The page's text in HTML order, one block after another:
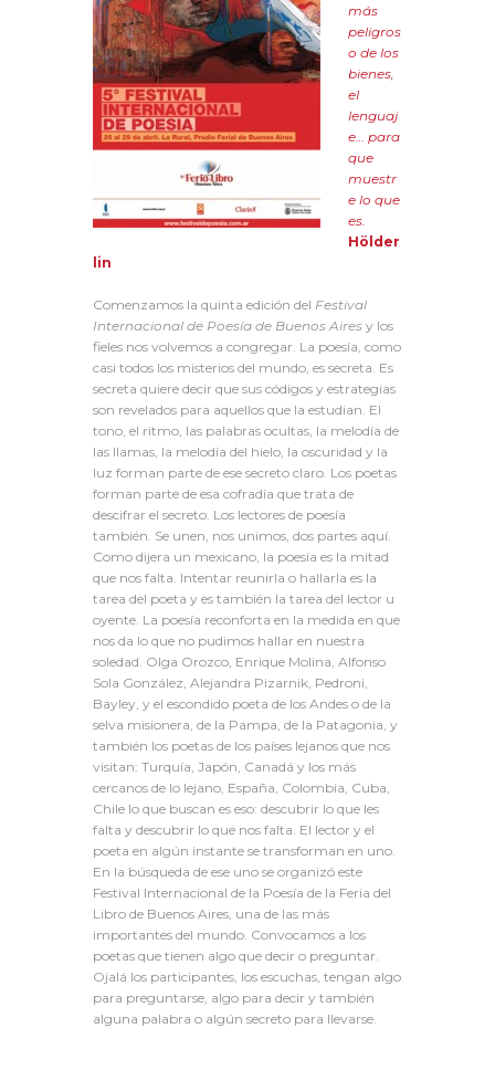
más
peligros
o de los
bienes,
el
lenguaj
e… para
que
muestr
e lo que
es.
Hölder
lin
Comenzamos la quinta edición del Festival
Internacional de Poesía de Buenos Aires y los
fieles nos volvemos a congregar. La poesía, como
casi todos los misterios del mundo, es secreta. Es
secreta quiere decir que sus códigos y estrategias
son revelados para aquellos que la estudian. El
tono, el ritmo, las palabras ocultas, la melodía de
las llamas, la melodía del hielo, la oscuridad y la
luz forman parte de ese secreto claro. Los poetas
forman parte de esa cofradía que trata de
descifrar el secreto. Los lectores de poesía
también. Se unen, nos unimos, dos partes aquí.
Como dijera un mexicano, la poesía es la mitad
que nos falta. Intentar reunirla o hallarla es la
tarea del poeta y es también la tarea del lector u
oyente. La poesía reconforta en la medida en que
nos da lo que no pudimos hallar en nuestra
soledad. Olga Orozco, Enrique Molina, Alfonso
Sola González, Alejandra Pizarnik, Pedroni,
Bayley, y el escondido poeta de los Andes o de la
selva misionera, de la Pampa, de la Patagonia, y
también los poetas de los países lejanos que nos
visitan: Turquía, Japón, Canadá y los más
cercanos de lo lejano, España, Colombia, Cuba,
Chile lo que buscan es eso: descubrir lo que les
falta y descubrir lo que nos falta. El lector y el
poeta en algún instante se transforman en uno.
En la búsqueda de ese uno se organizó este
Festival Internacional de la Poesía de la Feria del
Libro de Buenos Aires, una de las más
importantes del mundo. Convocamos a los
poetas que tienen algo que decir o preguntar.
Ojalá los participantes, los escuchas, tengan algo
para preguntarse, algo para decir y también
alguna palabra o algún secreto para llevarse.